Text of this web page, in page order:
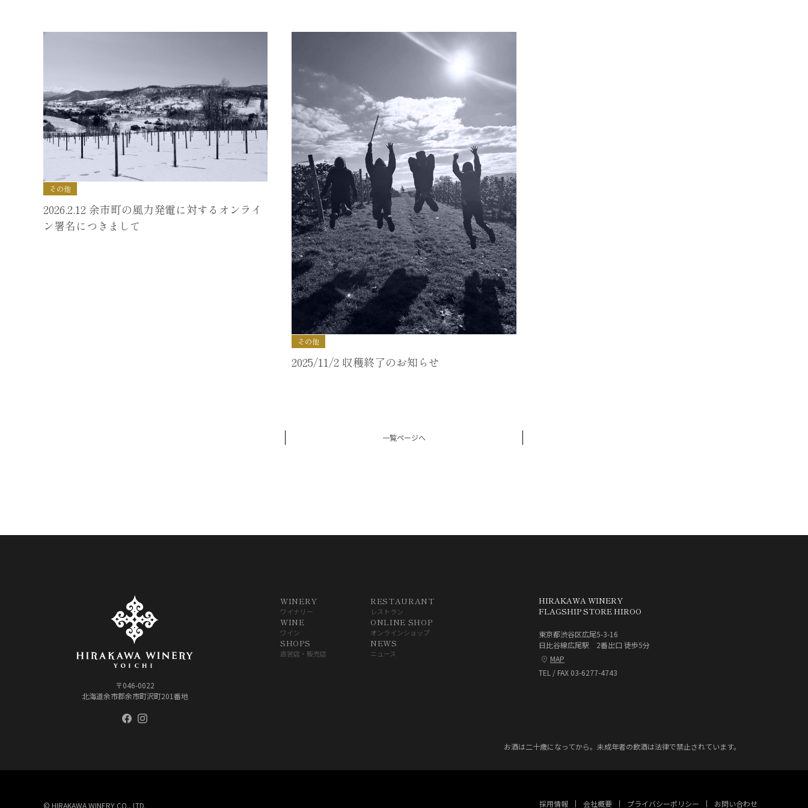
その他
2026.2.12 余市町の風力発電に対するオンライ
ン署名につきまして
その他
2025/11/2 収穫終了のお知らせ
一覧ページへ
〒046-0022
北海道余市郡余市町沢町201番地
WINERY
ワイナリー
RESTAURANT
レストラン
WINE
ワイン
ONLINE SHOP
オンラインショップ
SHOPS
直営店・販売店
NEWS
ニュース
HIRAKAWA WINERY
FLAGSHIP STORE HIROO
東京都渋谷区広尾5-3-16
日比谷線広尾駅 2番出口 徒歩5分
MAP
TEL / FAX 03-6277-4743
お酒は二十歳になってから。 未成年者の飲酒は法律で禁止されています。
採用情報 会社概要 プライバシーポリシー お問い合わせ
© HIRAKAWA WINERY CO., LTD.